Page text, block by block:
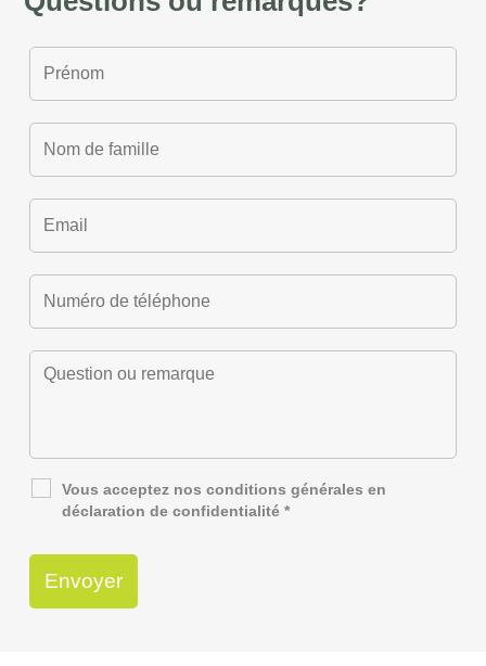
Vous acceptez nosconditions générales en
déclaration de confidentialité *